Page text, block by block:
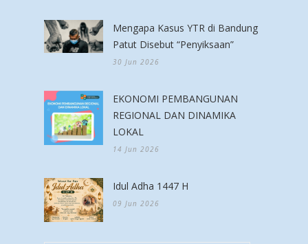
Mengapa Kasus YTR di Bandung
Patut Disebut “Penyiksaan”
30 Jun 2026
EKONOMI PEMBANGUNAN
REGIONAL DAN DINAMIKA
LOKAL
14 Jun 2026
Idul Adha 1447 H
09 Jun 2026